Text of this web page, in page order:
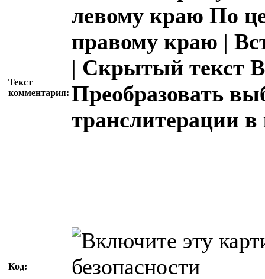
Текст
комментария:
левому краю По
правому краю |
| Скрытый текст
Преобразовать
транслитерации
Код: